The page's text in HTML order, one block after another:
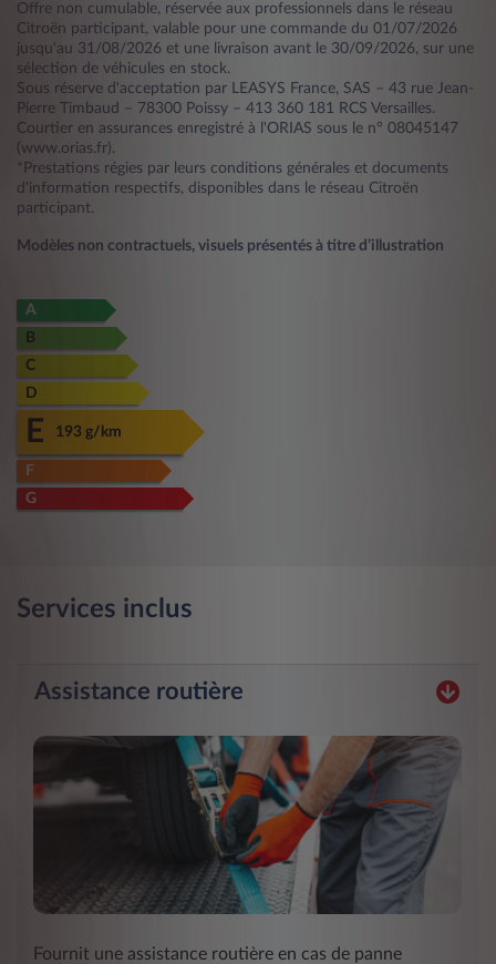
Offre non cumulable, réservée aux professionnels dans le réseau
Citroën participant, valable pour une commande du 01/07/2026
jusqu'au 31/08/2026 et une livraison avant le 30/09/2026, sur une
sélection de véhicules en stock.
Sous réserve d'acceptation par LEASYS France, SAS – 43 rue Jean-
Pierre Timbaud – 78300 Poissy – 413 360 181 RCS Versailles.
Courtier en assurances enregistré à l'ORIAS sous le n° 08045147
(www.orias.fr).
*Prestations régies par leurs conditions générales et documents
d'information respectifs, disponibles dans le réseau Citroën
participant.
Modèles non contractuels, visuels présentés à titre d’illustration
A
B
C
D
E 193 g/km
F
G
Services inclus
Assistance routière
Fournit une assistance routière en cas de panne